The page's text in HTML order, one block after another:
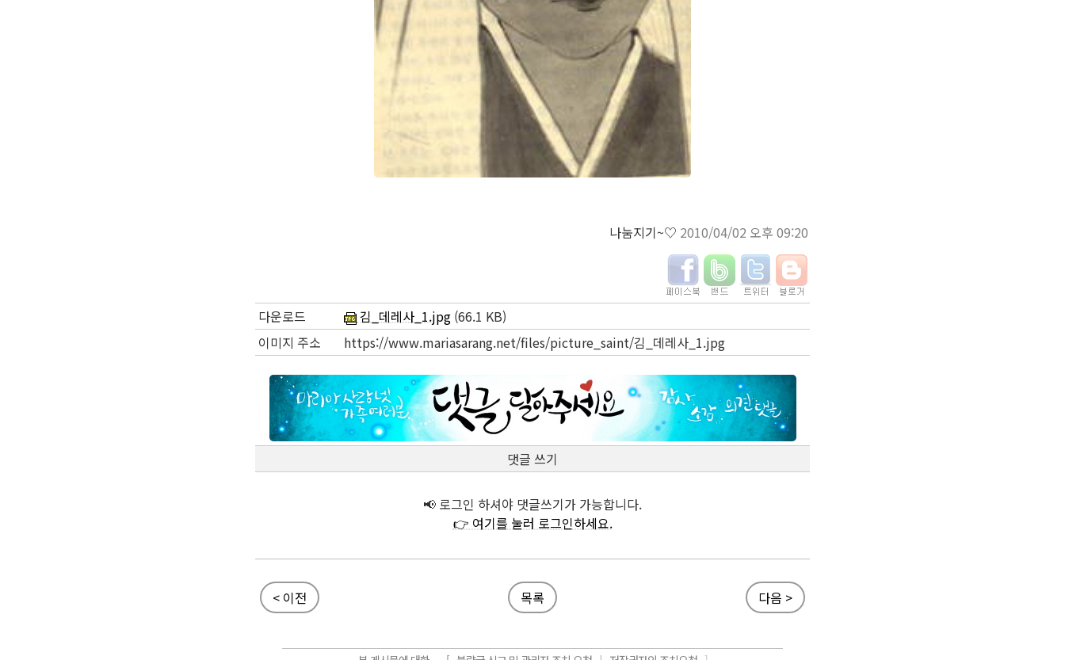
나눔지기~♡ 2010/04/02 오후 09:20
다운로드 김_데레사_1.jpg (66.1 KB)
이미지 주소
https://www.mariasarang.net/files/picture_saint/김_데레사_1.jpg
댓글 쓰기
📢 로그인 하셔야 댓글쓰기가 가능합니다.
👉 여기를 눌러 로그인하세요.
< 이전 목록 다음 >